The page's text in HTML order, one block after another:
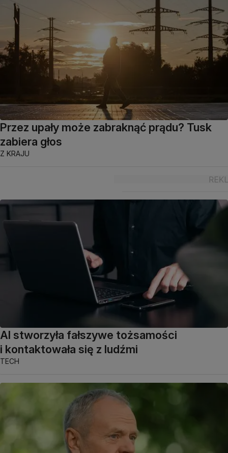
Przez upały może zabraknąć prądu? Tusk
zabiera głos
Z KRAJU
AI stworzyła fałszywe tożsamości
i kontaktowała się z ludźmi
TECH